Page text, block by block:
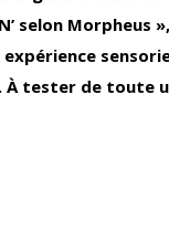
selon Morpheus
expérience
À tester de toute